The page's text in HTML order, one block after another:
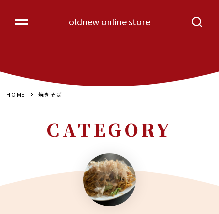
oldnew online store
HOME 焼きそば
CATEGORY